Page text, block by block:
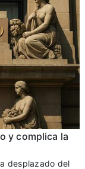
y complica la
desplazado del